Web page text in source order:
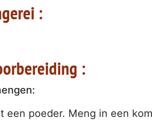
:
:
een poeder. Meng in een